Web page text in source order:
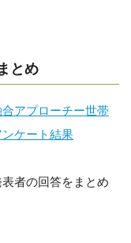
とめ
アプローチー世帯
ケート結果
者の回答をまとめ